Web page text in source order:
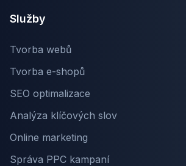
Služby
Tvorba webů
Tvorba e-shopů
SEO optimalizace
Analýza klíčových slov
Online marketing
Správa PPC kampaní